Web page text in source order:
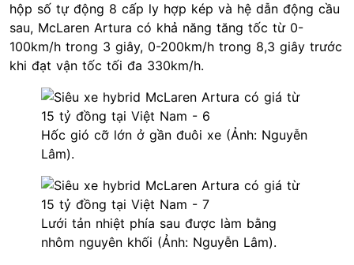
hộp số tự động 8 cấp ly hợp kép và hệ dẫn động cầu
sau, McLaren Artura có khả năng tăng tốc từ 0-
100km/h trong 3 giây, 0-200km/h trong 8,3 giây trước
khi đạt vận tốc tối đa 330km/h.
Hốc gió cỡ lớn ở gần đuôi xe (Ảnh: Nguyễn
Lâm).
Lưới tản nhiệt phía sau được làm bằng
nhôm nguyên khối (Ảnh: Nguyễn Lâm).